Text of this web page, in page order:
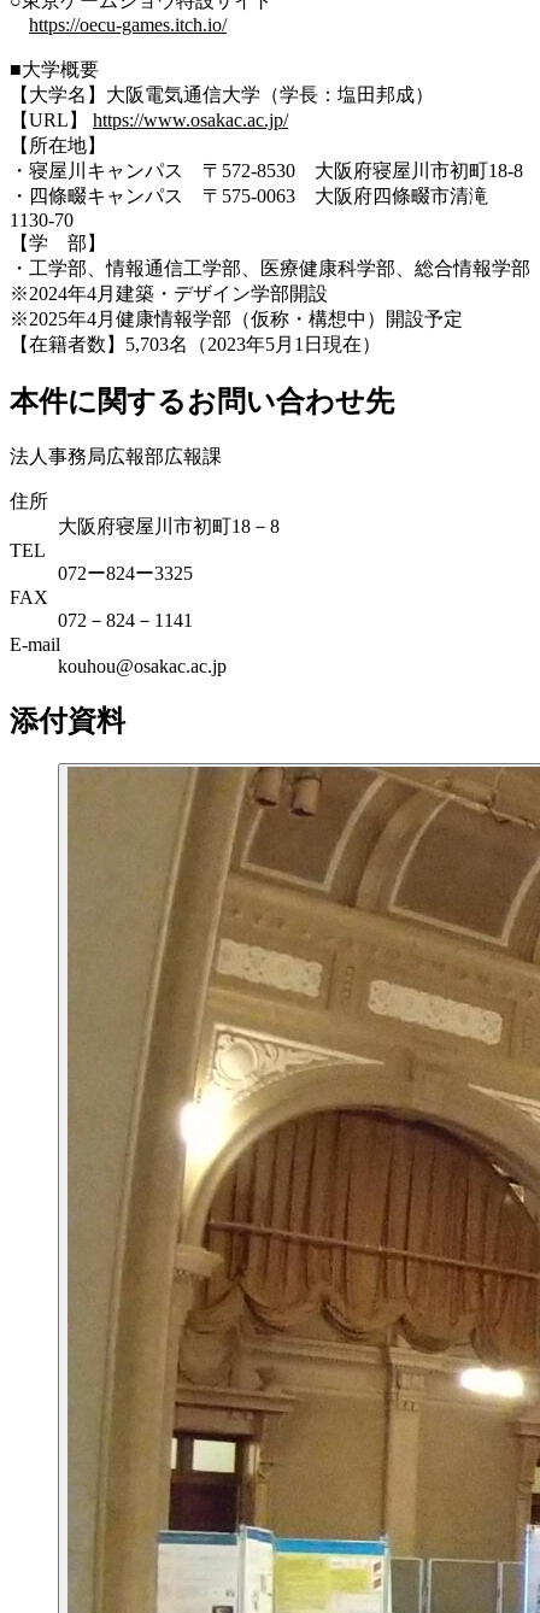
https://oecu-games.itch.io/
■大学概要
【大学名】大阪電気通信大学（学長：塩田邦成）
【URL】 https://www.osakac.ac.jp/
【所在地】
・寝屋川キャンパス 〒572-8530 大阪府寝屋川市初町18-8
・四條畷キャンパス 〒575-0063 大阪府四條畷市清滝
1130-70
【学 部】
・工学部、情報通信工学部、医療健康科学部、総合情報学部
※2024年4月建築・デザイン学部開設
※2025年4月健康情報学部（仮称・構想中）開設予定
【在籍者数】5,703名（2023年5月1日現在）
本件に関するお問い合わせ先
法人事務局広報部広報課
住所
大阪府寝屋川市初町18－8
TEL
072ー824ー3325
FAX
072－824－1141
E-mail
kouhou@osakac.ac.jp
添付資料